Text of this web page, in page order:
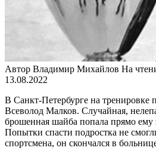
Автор Владимир Михайлов На
13.08.2022
В Санкт-Петербурге на тренировке
Всеволод Малков. Случайная,
брошенная шайба попала прямо ему
Попытки спасти подростка не
спортсмена, он скончался в